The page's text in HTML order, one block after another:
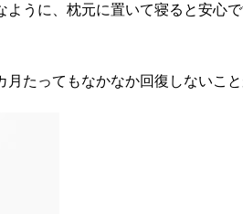
うに、枕元に置いて寝ると安心で
たってもなかなか回復しないこと